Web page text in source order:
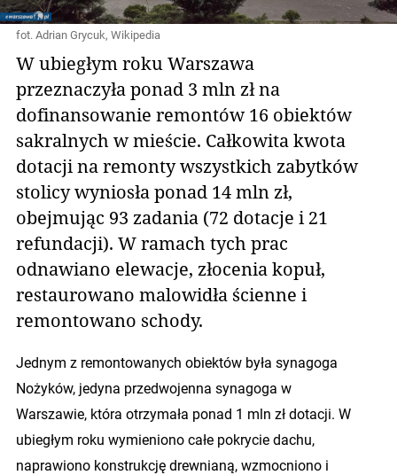
fot. Adrian Grycuk, Wikipedia
W ubiegłym roku Warszawa
przeznaczyła ponad 3 mln zł na
dofinansowanie remontów 16 obiektów
sakralnych w mieście. Całkowita kwota
dotacji na remonty wszystkich zabytków
stolicy wyniosła ponad 14 mln zł,
obejmując 93 zadania (72 dotacje i 21
refundacji). W ramach tych prac
odnawiano elewacje, złocenia kopuł,
restaurowano malowidła ścienne i
remontowano schody.
Jednym z remontowanych obiektów była synagoga
Nożyków, jedyna przedwojenna synagoga w
Warszawie, która otrzymała ponad 1 mln zł dotacji. W
ubiegłym roku wymieniono całe pokrycie dachu,
naprawiono konstrukcję drewnianą, wzmocniono i